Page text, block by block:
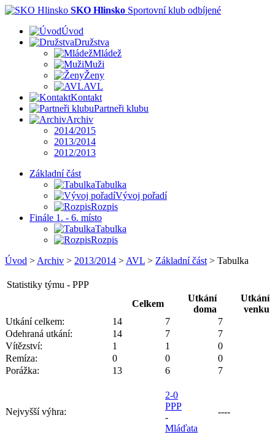
SKO Hlinsko Sportovní klub odbíjené
Úvod
Družstva
Mládež
Muži
Ženy
AVL
Kontakt
Partneři klubu
Archiv
2014/2015
2013/2014
2012/2013
Základní část
Tabulka
Vývoj pořadí
Rozpis
Finále 1. - 6. místo
Tabulka
Rozpis
Úvod > Archiv > 2013/2014 > AVL > Základní část > Tabulka
Statistiky týmu - PPP
Celkem
Utkání
doma
Utkání
venku
Utkání celkem:
14 7
7
Odehraná utkání:
14 7
7
Vítězství:
1 1
0
Remíza:
0 0
0
Porážka:
13 6 7
Nejvyšší výhra:
2-0
PPP
-
Mláďata
----